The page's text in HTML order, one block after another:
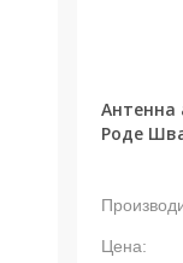
Антенна
Роде
Цена: